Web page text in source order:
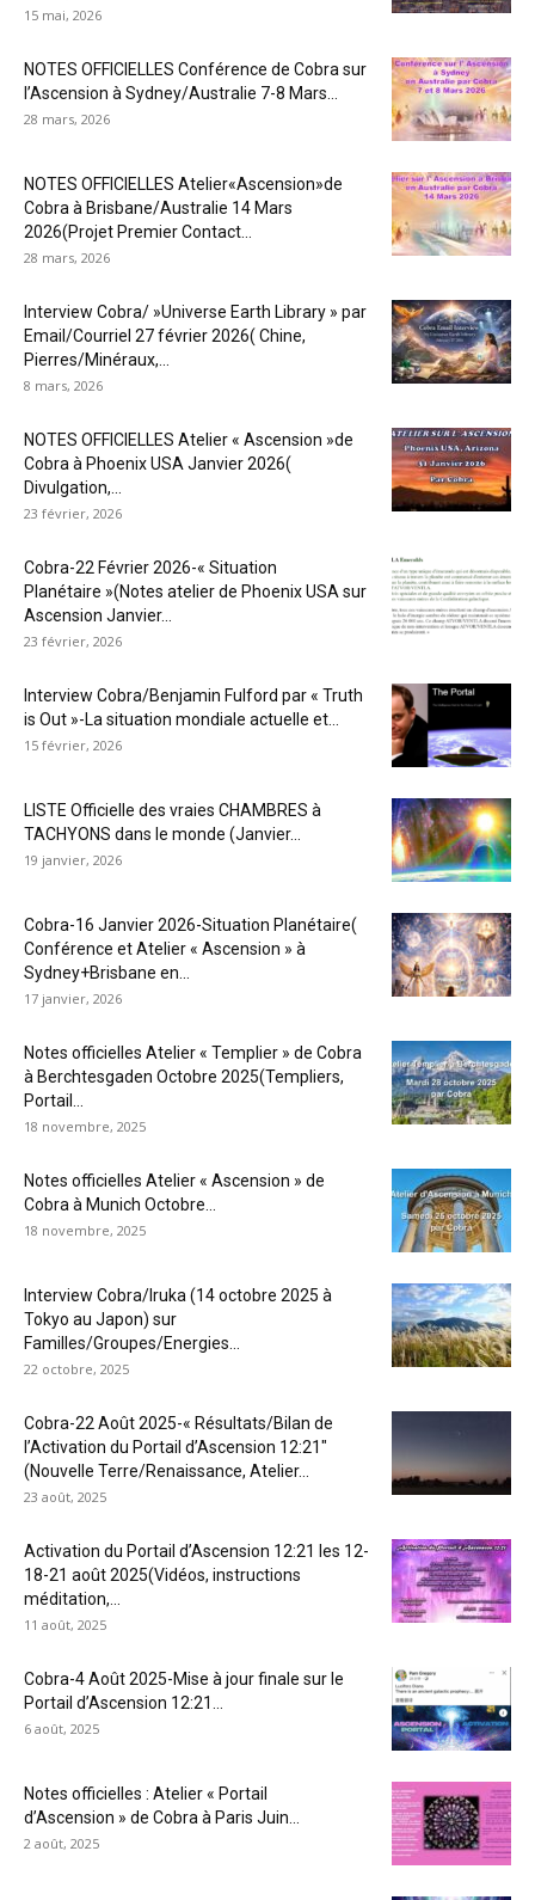
15 mai, 2026
NOTES OFFICIELLES Conférence de Cobra sur
l’Ascension à Sydney/Australie 7-8 Mars...
28 mars, 2026
NOTES OFFICIELLES Atelier«Ascension»de
Cobra à Brisbane/Australie 14 Mars
2026(Projet Premier Contact...
28 mars, 2026
Interview Cobra/ »Universe Earth Library » par
Email/Courriel 27 février 2026( Chine,
Pierres/Minéraux,...
8 mars, 2026
NOTES OFFICIELLES Atelier « Ascension »de
Cobra à Phoenix USA Janvier 2026(
Divulgation,...
23 février, 2026
Cobra-22 Février 2026-« Situation
Planétaire »(Notes atelier de Phoenix USA sur
Ascension Janvier...
23 février, 2026
Interview Cobra/Benjamin Fulford par « Truth
is Out »-La situation mondiale actuelle et...
15 février, 2026
LISTE Officielle des vraies CHAMBRES à
TACHYONS dans le monde (Janvier...
19 janvier, 2026
Cobra-16 Janvier 2026-Situation Planétaire(
Conférence et Atelier « Ascension » à
Sydney+Brisbane en...
17 janvier, 2026
Notes officielles Atelier « Templier » de Cobra
à Berchtesgaden Octobre 2025(Templiers,
Portail...
18 novembre, 2025
Notes officielles Atelier « Ascension » de
Cobra à Munich Octobre...
18 novembre, 2025
Interview Cobra/Iruka (14 octobre 2025 à
Tokyo au Japon) sur
Familles/Groupes/Energies...
22 octobre, 2025
Cobra-22 Août 2025-« Résultats/Bilan de
l’Activation du Portail d’Ascension 12:21″
(Nouvelle Terre/Renaissance, Atelier...
23 août, 2025
Activation du Portail d’Ascension 12:21 les 12-
18-21 août 2025(Vidéos, instructions
méditation,...
11 août, 2025
Cobra-4 Août 2025-Mise à jour finale sur le
Portail d’Ascension 12:21...
6 août, 2025
Notes officielles : Atelier « Portail
d’Ascension » de Cobra à Paris Juin...
2 août, 2025